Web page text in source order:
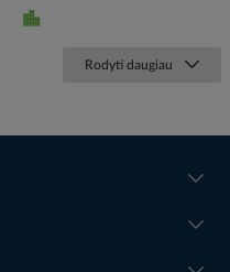
Rodyti daugiau